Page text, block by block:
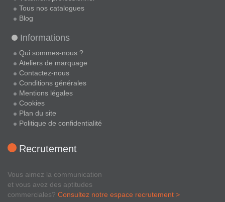
Tous nos catalogues
Blog
Informations
Qui sommes-nous ?
Ateliers de marquage
Contactez-nous
Conditions générales
Mentions légales
Cookies
Plan du site
Politique de confidentialité
Recrutement
Vous aimez la communication
et vous avez des aptitudes
commerciales? Consultez notre espace recrutement >